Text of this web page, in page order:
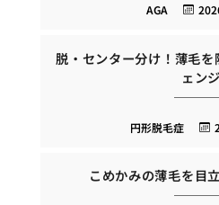
AGA
脱・センター分け！薄毛
ェンジ
円形脱毛症
こめかみの薄毛を目